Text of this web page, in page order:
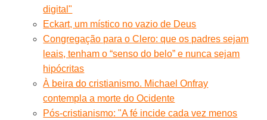
digital"
Eckart, um místico no vazio de Deus
Congregação para o Clero: que os padres sejam
leais, tenham o “senso do belo” e nunca sejam
hipócritas
À beira do cristianismo. Michael Onfray
contempla a morte do Ocidente
Pós-cristianismo: "A fé incide cada vez menos